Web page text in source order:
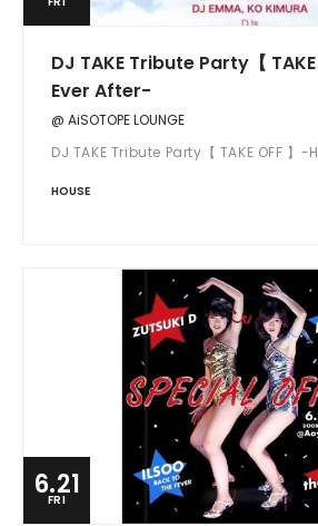
DJ TAKE Tribute Party【
Ever After-
@ AiSOTOPE LOUNGE
DJ TAKE Tribute Party【 TAKE OFF 】
HOUSE
6.21
FRI